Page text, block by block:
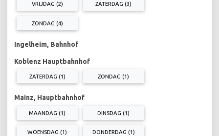
VRIJDAG (2) ZATERDAG (3)
ZONDAG (4)
Ingelheim, Bahnhof
Koblenz Hauptbahnhof
ZATERDAG (1) ZONDAG (1)
Mainz, Hauptbahnhof
MAANDAG (1) DINSDAG (1)
WOENSDAG (1) DONDERDAG (1)